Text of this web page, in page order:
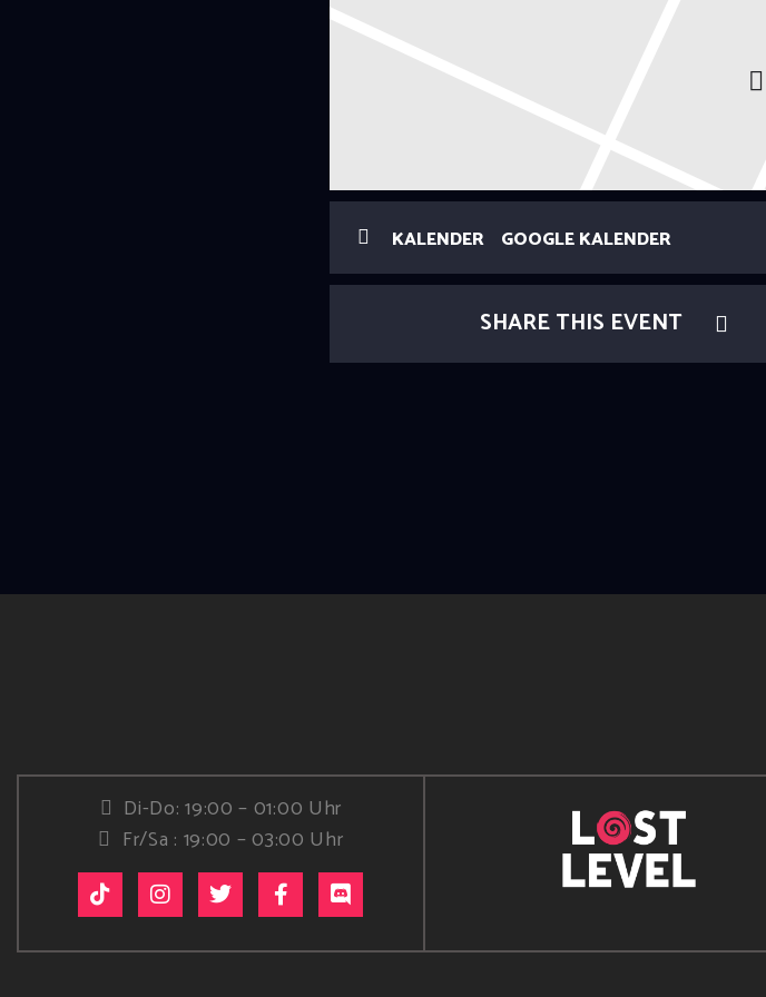
KALENDER GOOGLE KALENDER
SHARE THIS EVENT
Di-Do: 19:00 – 01:00 Uhr
Fr/Sa : 19:00 – 03:00 Uhr